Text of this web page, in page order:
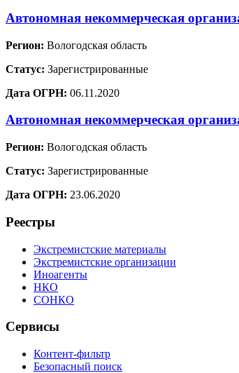
Автономная некоммерческая
Регион: Вологодская область
Статус: Зарегистрированные
Дата ОГРН: 06.11.2020
Автономная некоммерческая
Регион: Вологодская область
Статус: Зарегистрированные
Дата ОГРН: 23.06.2020
Реестры
Экстремистские материалы
Экстремистские организации
Иноагенты
НКО
СОНКО
Сервисы
Контент-фильтр
Безопасный поиск